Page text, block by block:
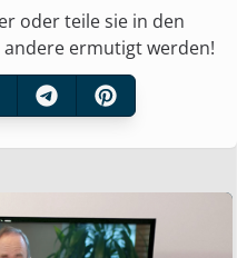
oder teile sie in den
ermutigt werden!